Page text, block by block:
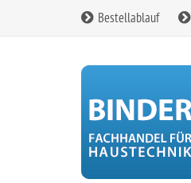
Bestellablauf